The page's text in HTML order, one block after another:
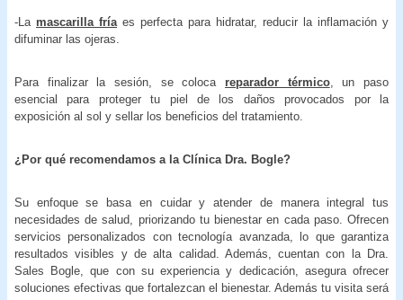
-La mascarilla fría es perfecta para hidratar, reducir la inflamación y
difuminar las ojeras.
Para finalizar la sesión, se coloca reparador térmico, un paso
esencial para proteger tu piel de los daños provocados por la
exposición al sol y sellar los beneficios del tratamiento.
¿Por qué recomendamos a la Clínica Dra. Bogle?
Su enfoque se basa en cuidar y atender de manera integral tus
necesidades de salud, priorizando tu bienestar en cada paso. Ofrecen
servicios personalizados con tecnología avanzada, lo que garantiza
resultados visibles y de alta calidad. Además, cuentan con la Dra.
Sales Bogle, que con su experiencia y dedicación, asegura ofrecer
soluciones efectivas que fortalezcan el bienestar. Además tu visita será